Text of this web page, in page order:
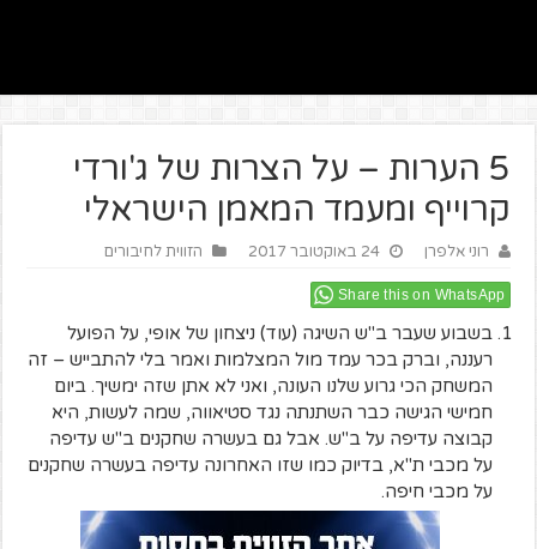
5 הערות – על הצרות של ג'ורדי
קרוייף ומעמד המאמן הישראלי
רוני אלפרן 24 באוקטובר 2017 הזווית לחיבורים
Share this on WhatsApp
בשבוע שעבר ב"ש השיגה (עוד) ניצחון של אופי, על הפועל
רעננה, וברק בכר עמד מול המצלמות ואמר בלי להתבייש – זה
המשחק הכי גרוע שלנו העונה, ואני לא אתן שזה ימשיך. ביום
חמישי הגישה כבר השתנתה נגד סטיאווה, שמה לעשות, היא
קבוצה עדיפה על ב"ש. אבל גם בעשרה שחקנים ב"ש עדיפה
על מכבי ת"א, בדיוק כמו שזו האחרונה עדיפה בעשרה שחקנים
על מכבי חיפה.